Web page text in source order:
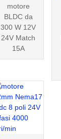
motore
BLDC da
300 W 12V
24V Match
15A